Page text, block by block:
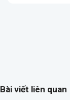
Bài viết liên quan